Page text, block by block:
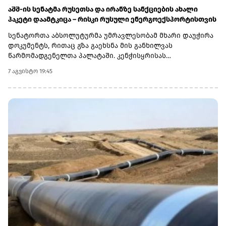
აშშ-ის სენატმა რუსეთსა და ირანზე სანქციების ახალი
პაკეტი დაამტკიცა – რისკი რუსული ენერგოექსპორტისთვის
სენატორთა აბსოლუტურმა უმრავლესობამ მხარი დაუჭირა
დოკუმენტს, რითაც გზა გაეხსნა მის განხილვას
წარმომადგენელთა პალატაში. კენჭისყრისას
წინააღმდეგ კანონპროექტზე, სახელწოდებით „ლინდსი ო.
გრემის 2026 წლის სანქციების აქტი რუსეთისა და ირანის
წინააღმდეგ“. საბოლოო დათვლით შედეგი 86 ხმა 11-ის
აშშ-ის პრეზიდენტმა დონალდ ტრამპმა უნდა მოაწეროს
ხელი. უცნობია, როდის განიხილავს კანონპროექტს
პალატა.კანონპროექტის ინიციატორად დასახელებულია
სენატორი ლინდსი გრემი, რომელიც 2026 წლის 11 ივლისს
გარდაიცვალა. „ეს კანონი პუტინს მტკივნეულ ადგილზე
ურტყამს“, - განაცხადა მისმა დამ დარლინ გრემ ნორდონმა,
რომელმაც სენატში მისი ადგილი დაიკავა.„დღეს ზელენსკი
ამას უკრაინიდან აკვირდება, ხოლო პუტინი - მოსკოვიდან“,
- განაცხადა სენატორმა რიჩარდ ბლუმენთალმა,
დემოკრატმა კონექტიკუტის შტატიდან, რომელიც სამხრეთ
7 აგვისტო 19:45